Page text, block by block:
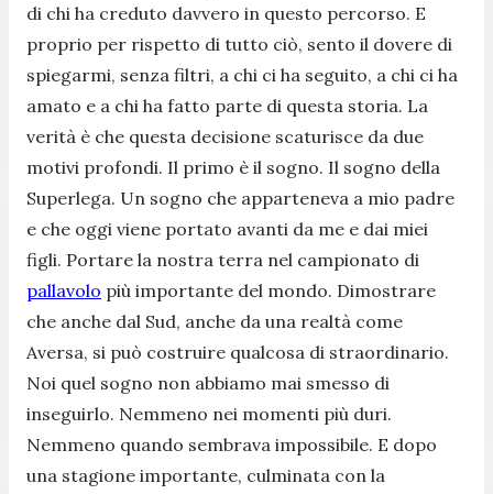
di chi ha creduto davvero in questo percorso. E
proprio per rispetto di tutto ciò, sento il dovere di
spiegarmi, senza filtri, a chi ci ha seguito, a chi ci ha
amato e a chi ha fatto parte di questa storia. La
verità è che questa decisione scaturisce da due
motivi profondi. Il primo è il sogno. Il sogno della
Superlega. Un sogno che apparteneva a mio padre
e che oggi viene portato avanti da me e dai miei
figli. Portare la nostra terra nel campionato di
pallavolo più importante del mondo. Dimostrare
che anche dal Sud, anche da una realtà come
Aversa, si può costruire qualcosa di straordinario.
Noi quel sogno non abbiamo mai smesso di
inseguirlo. Nemmeno nei momenti più duri.
Nemmeno quando sembrava impossibile. E dopo
una stagione importante, culminata con la